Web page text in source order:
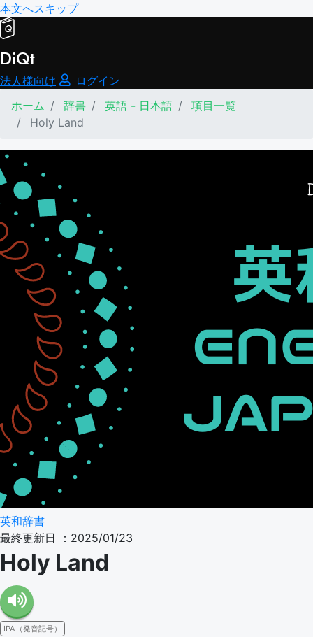
本文へスキップ
DiQt
法人様向け
ログイン
ホーム
辞書 英語 - 日本語
項目一覧
Holy Land
英和辞書
最終更新日 ：2025/01/23
Holy Land
IPA（発音記号）